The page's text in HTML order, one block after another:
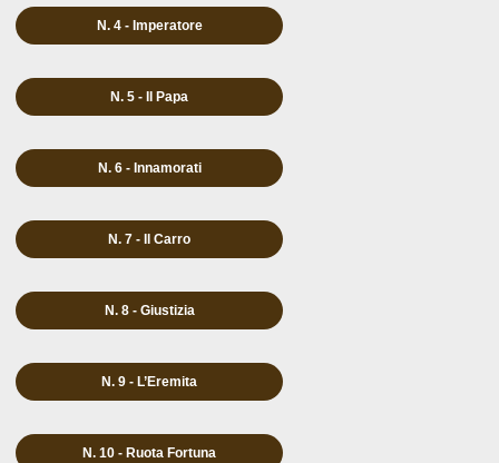
N. 4 - Imperatore
N. 5 - Il Papa
N. 6 - Innamorati
N. 7 - Il Carro
N. 8 - Giustizia
N. 9 - L’Eremita
N. 10 - Ruota Fortuna